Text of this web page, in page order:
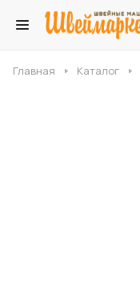
Главная Каталог